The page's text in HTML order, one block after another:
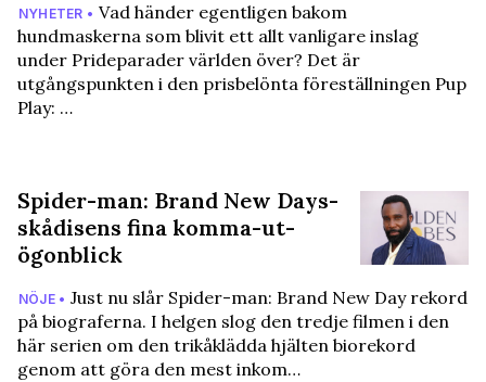
NYHETER • Vad händer egentligen bakom
hundmaskerna som blivit ett allt vanligare inslag
under Prideparader världen över? Det är
utgångspunkten i den prisbelönta föreställningen Pup
Play: …
Spider-man: Brand New Days-
skådisens fina komma-ut-
ögonblick
NÖJE • Just nu slår Spider-man: Brand New Day rekord
på biograferna. I helgen slog den tredje filmen i den
här serien om den trikåklädda hjälten biorekord
genom att göra den mest inkom…